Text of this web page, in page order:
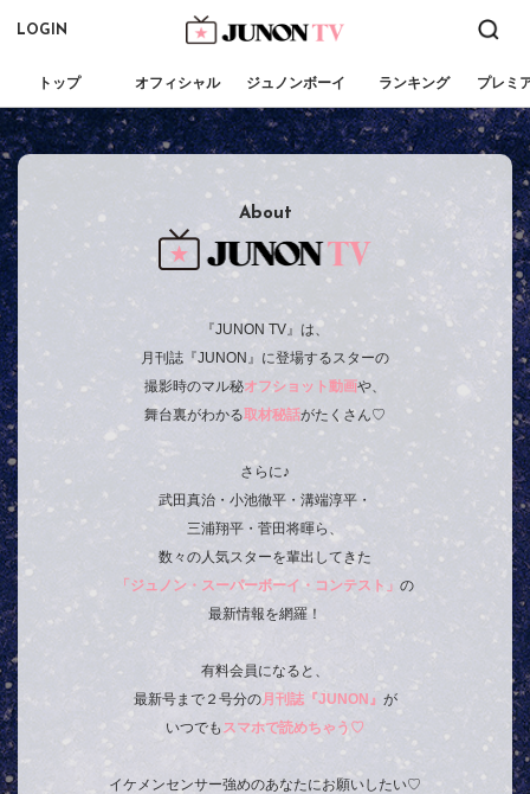
LOGIN
トップ オフィシャル ジュノンボーイ ランキング プレミ
About
『JUNON TV』は、
月刊誌『JUNON』に登場するスターの
撮影時のマル秘オフショット動画や、
舞台裏がわかる取材秘話がたくさん♡
さらに♪
武田真治・小池徹平・溝端淳平・
三浦翔平・菅田将暉ら、
数々の人気スターを輩出してきた
「ジュノン・スーパーボーイ・コンテスト」 の
最新情報を網羅！
有料会員になると、
最新号まで２号分の月刊誌『JUNON』 が
いつでも スマホで読めちゃう♡
イケメンセンサー強めのあなたにお願いしたい♡